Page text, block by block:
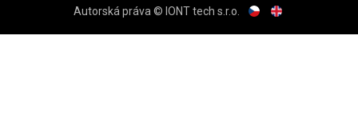
Autorská práva © IONT tech s.r.o.